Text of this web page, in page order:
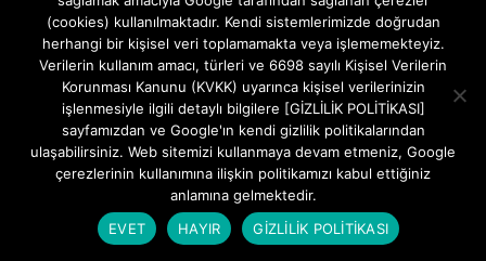
MODEM KURULUMLARI
Aidata WR854GVR AX3000 Wi-Fi Şifre
Değiştirme
(cookies) kullanılmaktadır. Kendi sistemlerimizde doğrudan
herhangi bir kişisel veri toplamamakta veya işlememekteyiz.
Verilerin kullanım amacı, türleri ve 6698 sayılı Kişisel Verilerin
Korunması Kanunu (KVKK) uyarınca kişisel verilerinizin
işlenmesiyle ilgili detaylı bilgilere [GİZLİLİK POLİTİKASI]
sayfamızdan ve Google'ın kendi gizlilik politikalarından
ulaşabilirsiniz. Web sitemizi kullanmaya devam etmeniz, Google
çerezlerinin kullanımına ilişkin politikamızı kabul ettiğiniz
anlamına gelmektedir.
EVET
HAYIR GİZLİLİK POLİTİKASI